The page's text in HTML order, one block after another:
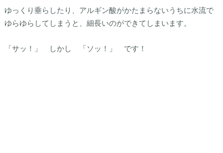
ゆっくり垂らしたり、アルギン酸がかたまらないうちに水流で
ゆらゆらしてしまうと、細長いのができてしまいます。
「サッ！」 しかし 「ソッ！」 です！